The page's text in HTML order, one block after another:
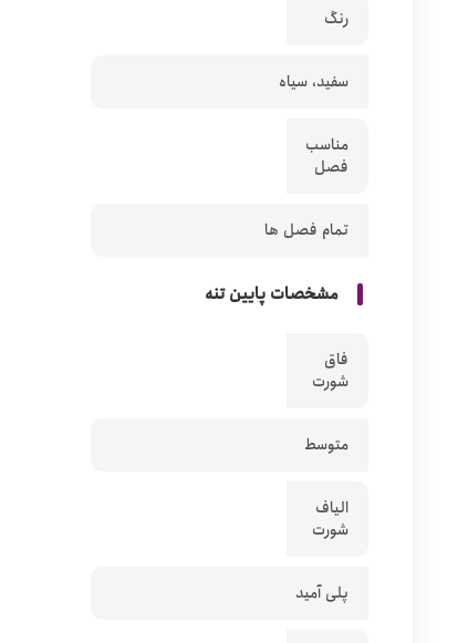
رنگ
سفید، سیاه
مناسب
فصل
تمام فصل ها
مشخصات پایین تنه
فاق
شورت
متوسط
الیاف
شورت
پلی آمید